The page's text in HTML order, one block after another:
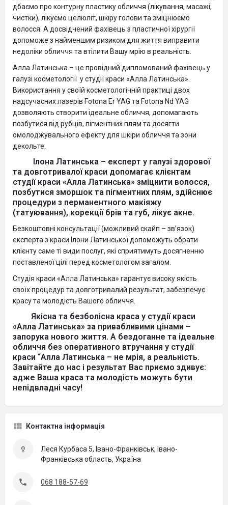
дбаємо про контурну пластику обличчя (лікування, масажі,
чистки), лікуємо целюліт, шкіру голови та зміцнюємо
волосся. А досвідчений фахівець з пластичної хірургії
допоможе з найменшим ризиком для життя виправити
недоліки обличчя та втілити Вашу мрію в реальність.
Алла Латинська – це провідний дипломований фахівець у
галузі косметології у студії краси «Алла Латинська».
Використання у своїй косметологічній практиці двох
надсучасних лазерів Fotona Er YAG та Fotona Nd YAG
дозволяють створити ідеальне обличчя, допомагають
позбутися від рубців, пігментних плям та досягти
омолоджувального ефекту для шкіри обличчя та зони
декольте.
Ілона Латинська – експерт у галузі здорової
та довготривалої краси допомагає клієнтам
студії краси «Алла Латинська» зміцнити волосся,
позбутися зморшок та пігментних плям, здійснює
процедури з перманентного макіяжу
(татуювання), корекції брів та губ, лікує акне.
Безкоштовні консультації (можливий скайп – зв’язок)
експерта з краси Ілони Латинської допоможуть обрати
клієнту саме ті види послуг, які сприятимуть досягненню
поставленої цілі перед косметологом загалом.
Студія краси «Алла Латинська» гарантує високу якість
своїх процедур та довготривалий результат, забезпечує
красу та молодість Вашого обличчя.
Якісна та безболісна краса у студії краси
«Алла Латинська» за привабливими цінами –
запорука нового життя. А бездоганне та ідеальне
обличчя без оперативного втручання у студії
краси “Алла Латинська – не мрія, а реальність.
Завітайте до нас і результат Вас приємо здивує:
адже Ваша краса та молодість можуть бути
непідвладні часу!
Контактна інформація
Леся Курбаса 5, Івано-Франківськ, Івано-
Франківська область, Україна
068 188-57-69